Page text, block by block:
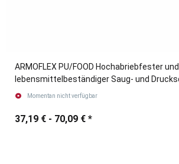
ARMOFLEX PU/FOOD Hochabriebfester und
lebensmittelbeständiger Saug- und
Momentan nicht verfügbar
37,19 € - 70,09 € *